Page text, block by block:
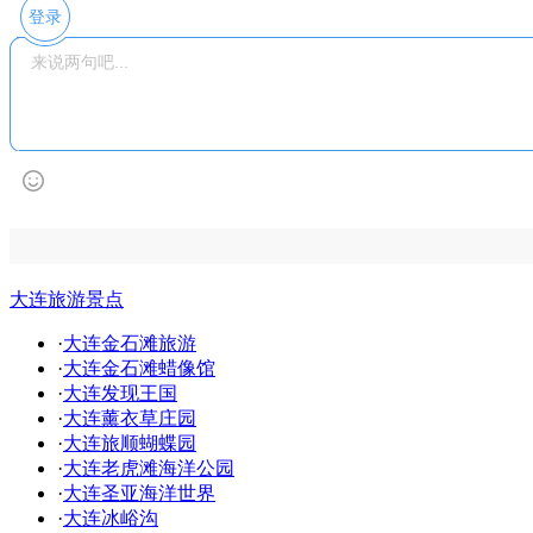
登录
大连旅游景点
·大连金石滩旅游
·大连金石滩蜡像馆
·大连发现王国
·大连薰衣草庄园
·大连旅顺蝴蝶园
·大连老虎滩海洋公园
·大连圣亚海洋世界
·大连冰峪沟